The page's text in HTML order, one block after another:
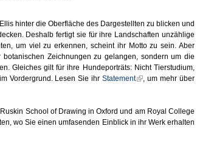
hinter die Oberfläche des Dargestellten zu blicken und
Deshalb fertigt sie für ihre Landschaften unzählige
um viel zu erkennen, scheint ihr Motto zu sein. Aber
Zeichnungen zu gelangen, sondern um die
Gleiches gilt für ihre Hundeporträts: Nicht Tierstudium,
Vordergrund. Lesen Sie ihrStatement
, um mehr über
School of Drawing in Oxford und am Royal College
wo Sie einen umfasenden Einblick in ihr Werk erhalten